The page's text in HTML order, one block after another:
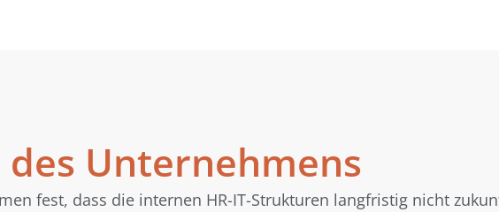
des Unternehmens
fest, dass die internen HR-IT-Strukturen langfristig nicht